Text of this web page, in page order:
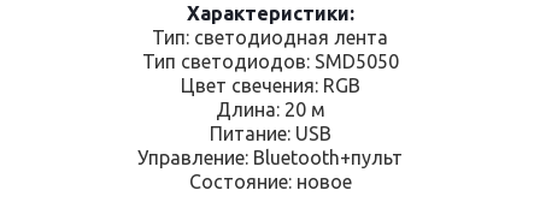
Характеристики:
Тип: светодиодная лента
Тип светодиодов: SMD5050
Цвет свечения: RGB
Длина: 20 м
Питание: USB
Управление: Bluetooth+пульт
Состояние: новое